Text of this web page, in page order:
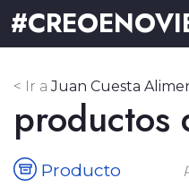
< Ir a Juan Cuesta
productos
Producto